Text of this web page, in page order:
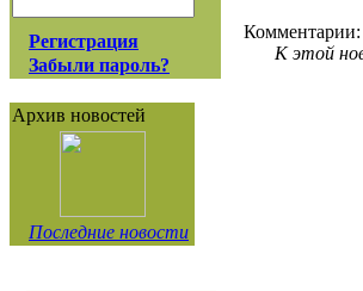
Регистрация
Забыли пароль?
Архив новостей
Последние новости
Комментарии:
К этой